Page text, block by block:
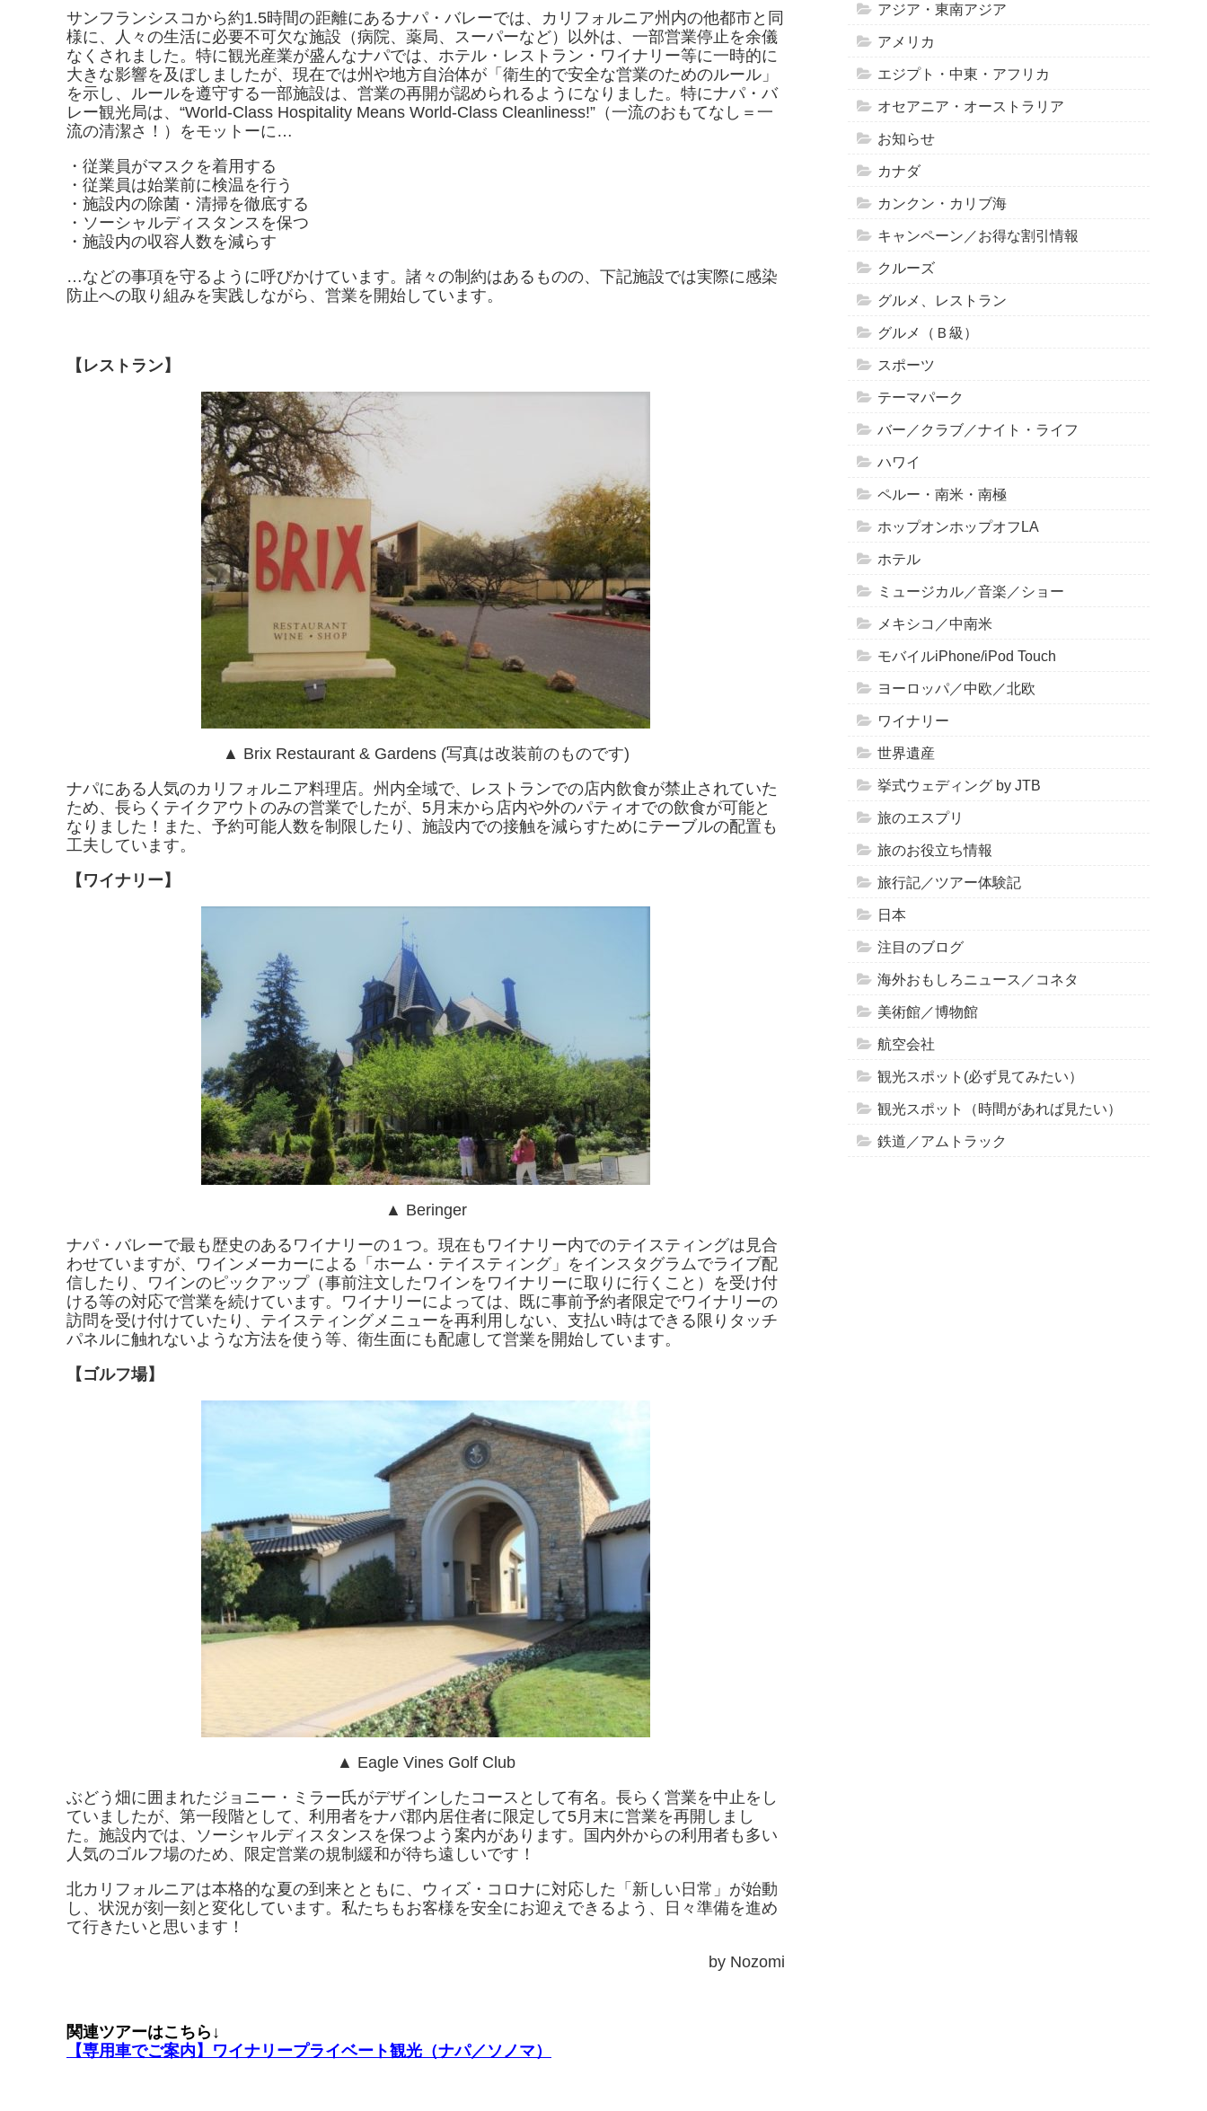
サンフランシスコから約1.5時間の距離にあるナパ・バレーでは、カリフォルニア州内の他都市と同
様に、人々の生活に必要不可欠な施設（病院、薬局、スーパーなど）以外は、一部営業停止を余儀
なくされました。特に観光産業が盛んなナパでは、ホテル・レストラン・ワイナリー等に一時的に
大きな影響を及ぼしましたが、現在では州や地方自治体が「衛生的で安全な営業のためのルール」
を示し、ルールを遵守する一部施設は、営業の再開が認められるようになりました。特にナパ・バ
レー観光局は、“World-Class Hospitality Means World-Class Cleanliness!”（一流のおもてなし＝一
流の清潔さ！）をモットーに…
・従業員がマスクを着用する
・従業員は始業前に検温を行う
・施設内の除菌・清掃を徹底する
・ソーシャルディスタンスを保つ
・施設内の収容人数を減らす
…などの事項を守るように呼びかけています。諸々の制約はあるものの、下記施設では実際に感染
防止への取り組みを実践しながら、営業を開始しています。
【レストラン】
▲ Brix Restaurant & Gardens (写真は改装前のものです)
ナパにある人気のカリフォルニア料理店。州内全域で、レストランでの店内飲食が禁止されていた
ため、長らくテイクアウトのみの営業でしたが、5月末から店内や外のパティオでの飲食が可能と
なりました！また、予約可能人数を制限したり、施設内での接触を減らすためにテーブルの配置も
工夫しています。
【ワイナリー】
▲ Beringer
ナパ・バレーで最も歴史のあるワイナリーの１つ。現在もワイナリー内でのテイスティングは見合
わせていますが、ワインメーカーによる「ホーム・テイスティング」をインスタグラムでライブ配
信したり、ワインのピックアップ（事前注文したワインをワイナリーに取りに行くこと）を受け付
ける等の対応で営業を続けています。ワイナリーによっては、既に事前予約者限定でワイナリーの
訪問を受け付けていたり、テイスティングメニューを再利用しない、支払い時はできる限りタッチ
パネルに触れないような方法を使う等、衛生面にも配慮して営業を開始しています。
【ゴルフ場】
▲ Eagle Vines Golf Club
ぶどう畑に囲まれたジョニー・ミラー氏がデザインしたコースとして有名。長らく営業を中止をし
ていましたが、第一段階として、利用者をナパ郡内居住者に限定して5月末に営業を再開しまし
た。施設内では、ソーシャルディスタンスを保つよう案内があります。国内外からの利用者も多い
人気のゴルフ場のため、限定営業の規制緩和が待ち遠しいです！
北カリフォルニアは本格的な夏の到来とともに、ウィズ・コロナに対応した「新しい日常」が始動
し、状況が刻一刻と変化しています。私たちもお客様を安全にお迎えできるよう、日々準備を進め
て行きたいと思います！
by Nozomi
関連ツアーはこちら↓
【専用車でご案内】ワイナリープライベート観光（ナパ／ソノマ）
アジア・東南アジア
アメリカ
エジプト・中東・アフリカ
オセアニア・オーストラリア
お知らせ
カナダ
カンクン・カリブ海
キャンペーン／お得な割引情報
クルーズ
グルメ、レストラン
グルメ（Ｂ級）
スポーツ
テーマパーク
バー／クラブ／ナイト・ライフ
ハワイ
ペルー・南米・南極
ホップオンホップオフLA
ホテル
ミュージカル／音楽／ショー
メキシコ／中南米
モバイルiPhone/iPod Touch
ヨーロッパ／中欧／北欧
ワイナリー
世界遺産
挙式ウェディング by JTB
旅のエスプリ
旅のお役立ち情報
旅行記／ツアー体験記
日本
注目のブログ
海外おもしろニュース／コネタ
美術館／博物館
航空会社
観光スポット(必ず見てみたい）
観光スポット（時間があれば見たい）
鉄道／アムトラック